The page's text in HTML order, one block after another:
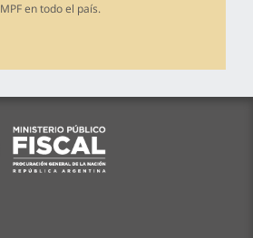
MPF en todo el país.